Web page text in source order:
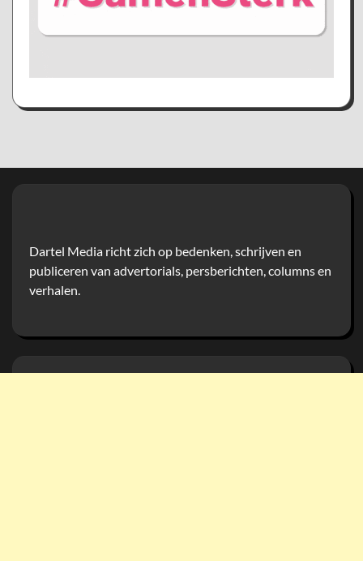
Dartel Media richt zich op bedenken, schrijven en
publiceren van advertorials, persberichten, columns en
verhalen.